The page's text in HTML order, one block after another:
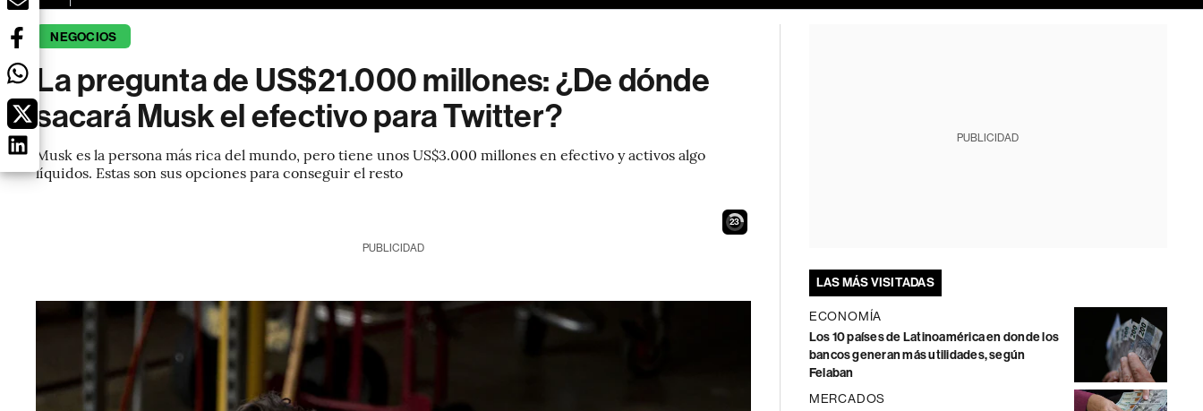
NEGOCIOS
La pregunta de US$21.000 millones: ¿De dónde
sacará Musk el efectivo para Twitter?
Musk es la persona más rica del mundo, pero tiene unos US$3.000 millones en efectivo y activos algo
líquidos. Estas son sus opciones para conseguir el resto
22
PUBLICIDAD
PUBLICIDAD
LAS MÁS VISITADAS
ECONOMÍA
Los 10 países de Latinoamérica en donde los
bancos generan más utilidades, según
Felaban
MERCADOS